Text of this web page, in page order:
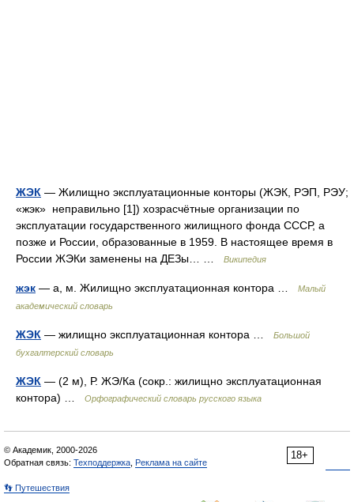
ЖЭК — Жилищно эксплуатационные конторы (ЖЭК, РЭП, РЭУ;
«жэк» неправильно [1]) хозрасчётные организации по
эксплуатации государственного жилищного фонда СССР, а
позже и России, образованные в 1959. В настоящее время в
России ЖЭКи заменены на ДЕЗы… …
Википедия
жэк — а, м. Жилищно эксплуатационная контора …
Малый
академический словарь
ЖЭК — жилищно эксплуатационная контора …
Большой
бухгалтерский словарь
ЖЭК — (2 м), Р. ЖЭ/Ка (сокр.: жилищно эксплуатационная
контора) …
Орфографический словарь русского языка
18+
© Академик, 2000-2026
Обратная связь: Техподдержка Реклама на сайте
👣 Путешествия